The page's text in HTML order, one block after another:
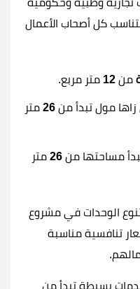
كل أصحاب الأعمال
من 12 متر مربع.
مول تبدأ من 26 متر
مساحتها من 26 متر
الوحدات في مشروع
تنافسية مناسبة
بسيطة تبدأ من